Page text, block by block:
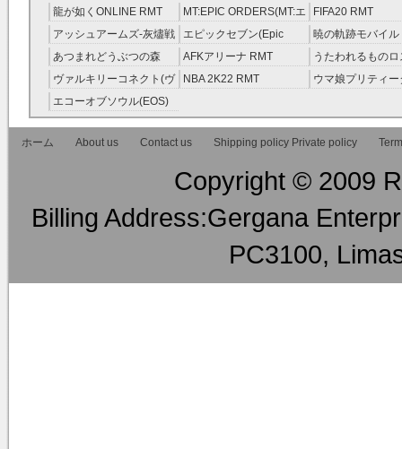
ニーカラーズ(シャニマス)
RMT
ピリット RMT
龍が如くONLINE RMT
MT:EPIC ORDERS(MT:エ
ピック・オーダーズ)
RMT
FIFA20 RMT
アッシュアームズ‐灰燼戦
線 RMT
エピックセブン(Epic
Seven) RMT
暁の軌跡モバイル
伝説 ） RMT
あつまれどうぶつの森
RMT
AFKアリーナ RMT
うたわれるもの
ラグ(ロスフラ)
ヴァルキリーコネクト(ヴ
ァルコネ) RMT
NBA 2K22 RMT
ウマ娘プリティー
エコーオブソウル(EOS)
RMT
ホーム
About us Contact us Shipping policy Private policy
Copyright © 2009
Billing Address:Gergana
PC3100,